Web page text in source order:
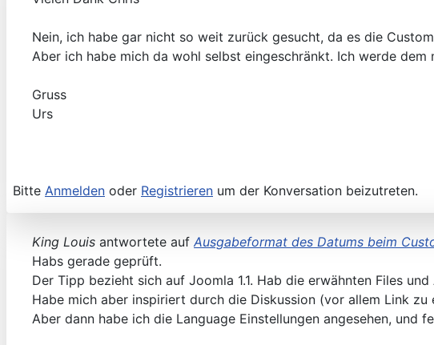
Nein, ich habe gar nicht so weit zurück gesucht, da es die
Aber ich habe mich da wohl selbst eingeschränkt. Ich werde dem
Gruss
Urs
Bitte Anmelden oder Registrieren um der Konversation beizutreten.
King Louis antwortete auf Ausgabeformat des Datums beim
Habs gerade geprüft.
Der Tipp bezieht sich auf Joomla 1.1. Hab die erwähnten Files
Habe mich aber inspiriert durch die Diskussion (vor allem Link
Aber dann habe ich die Language Einstellungen angesehen,